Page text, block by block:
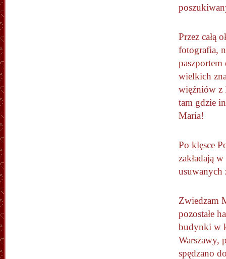
Przez całą
fotografia,
wielkich
więźniów z
tam gdzie
Maria!
Po klęsce
zakładają
usuwanych
Zwiedzam
pozostałe
budynki w
Warszawy,
spędzano